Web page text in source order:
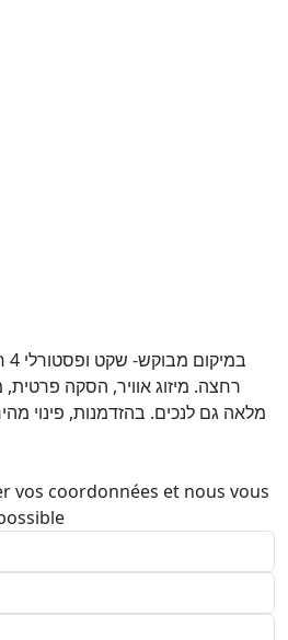
רחצה. מיזוג אוויר, הסקה
מלאה גם לנכים. בהזדמנות, פינוי
vos coordonnées et nous vous